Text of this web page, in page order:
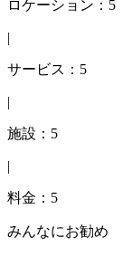
ロケーション：5
|
サービス：5
|
施設：5
|
料金：5
みんなにお勧め